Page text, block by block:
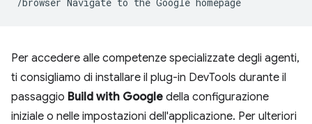
Per accedere alle competenze specializzate degli agenti,
ti consigliamo di installare il plug-in DevTools durante il
passaggio Build with Google della configurazione
iniziale o nelle impostazioni dell'applicazione. Per ulteriori